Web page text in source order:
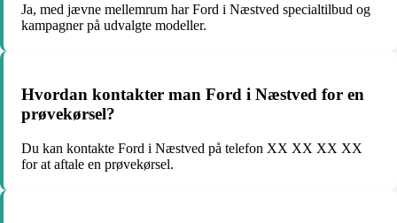
Ja, med jævne mellemrum har Ford i Næstved specialtilbud og
kampagner på udvalgte modeller.
Hvordan kontakter man Ford i Næstved for en
prøvekørsel?
Du kan kontakte Ford i Næstved på telefon XX XX XX XX
for at aftale en prøvekørsel.